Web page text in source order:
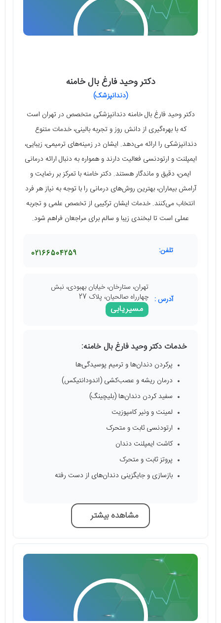
دکتر وحید فارغ بال خامنه
(دندانپزشک)
دکتر وحید فارغ بال خامنه دندانپزشکی متخصص در تهران است
که با بهره‌گیری از دانش روز و تجربه بالینی، خدمات متنوع
دندانپزشکی را ارائه می‌دهد. ایشان در زمینه‌های ترمیمی، زیبایی،
ایمپلنت و ارتودنسی فعالیت دارند و همواره به دنبال ارائه درمانی
ایمن، دقیق و ماندگار هستند. دکتر خامنه با تمرکز بر رضایت و
آرامش بیماران، بهترین روش‌های درمانی را با توجه به نیاز هر فرد
انتخاب می‌کنند. خدمات ایشان ترکیبی از تخصص علمی و تجربه
عملی است تا لبخندی زیبا و سالم برای مراجعان فراهم شود.
تلفن: 02166504259
آدرس :
تهران، ستارخان، خیابان بهبودی، نبش
چهارراه صالحیان، پلاک 27
مسیریابی
خدمات دکتر وحید فارغ بال خامنه:
پرکردن دندان‌ها و ترمیم پوسیدگی‌ها
درمان ریشه و عصب‌کشی (اندودانتیکس)
سفید کردن دندان‌ها (بلیچینگ)
لمینت و ونیر کامپوزیت
ارتودنسی ثابت و متحرک
کاشت ایمپلنت دندان
پروتز ثابت و متحرک
بازسازی و جایگزینی دندان‌های از دست رفته
مشاهده بیشتر